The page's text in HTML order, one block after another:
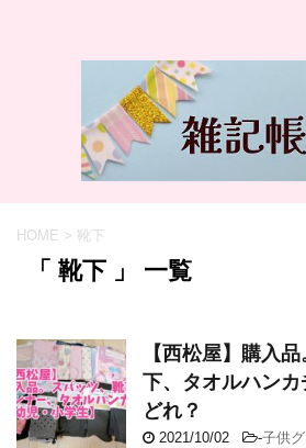
HOME > 靴下
「 靴下 」 一覧
【西松屋】購入
下、タオルハン
どれ？
2021/10/02 -子供